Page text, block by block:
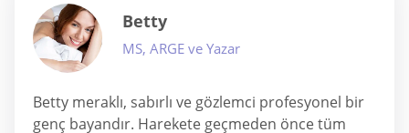
Betty
MS, ARGE ve Yazar
Betty meraklı, sabırlı ve gözlemci profesyonel bir
genç bayandır. Harekete geçmeden önce tüm